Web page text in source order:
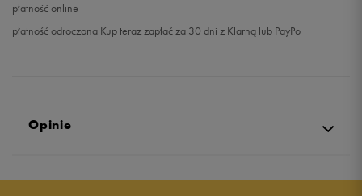
płatność online
płatność odroczona Kup teraz zapłać za 30 dni z Klarną lub PayPo
Opinie
5.0